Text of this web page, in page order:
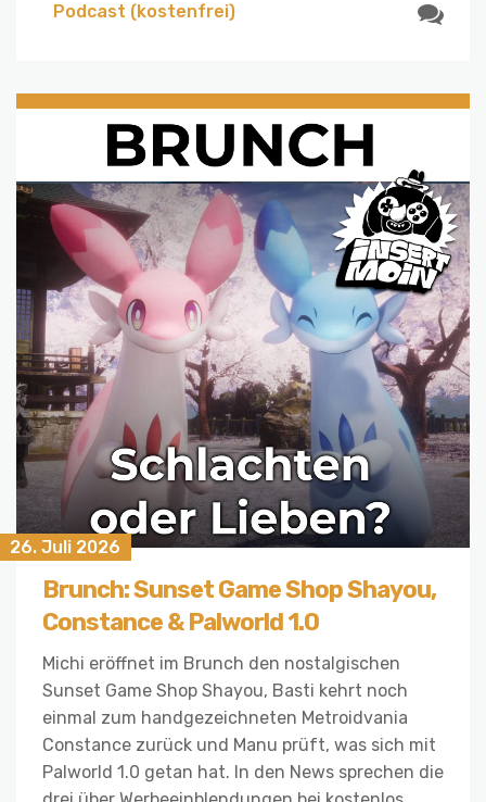
Podcast (kostenfrei)
26. Juli 2026
Brunch: Sunset Game Shop Shayou,
Constance & Palworld 1.0
Michi eröffnet im Brunch den nostalgischen
Sunset Game Shop Shayou, Basti kehrt noch
einmal zum handgezeichneten Metroidvania
Constance zurück und Manu prüft, was sich mit
Palworld 1.0 getan hat. In den News sprechen die